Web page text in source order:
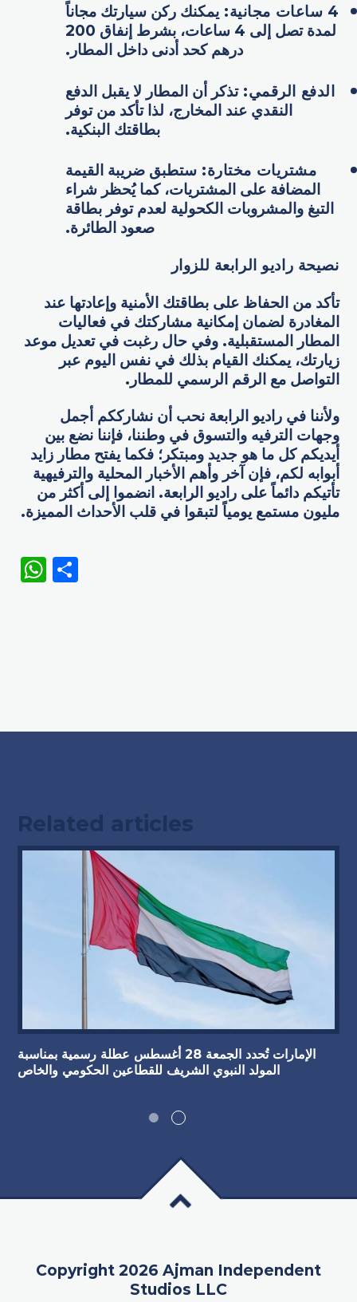
4 ساعات مجانية:
يمكنك ركن سيارتك مجاناً
لمدة تصل إلى 4 ساعات، بشرط إنفاق 200
درهم كحد أدنى داخل المطار.
الدفع الرقمي:تذكر أن المطار لا يقبل الدفع
النقدي عند المخارج، لذا تأكد من توفر
بطاقتك البنكية.
مشتريات مختارة: ستطبق ضريبة القيمة
المضافة على المشتريات، كما يُحظر شراء
التبغ والمشروبات الكحولية لعدم توفر بطاقة
صعود الطائرة.
نصيحة راديو الرابعة للزوار
تأكد من الحفاظ على بطاقتك الأمنية وإعادتها عند
المغادرة لضمان إمكانية مشاركتك في فعاليات
المطار المستقبلية. وفي حال رغبت في تعديل موعد
زيارتك، يمكنك القيام بذلك في نفس اليوم عبر
التواصل مع الرقم الرسمي للمطار.
ولأننا في راديو الرابعة نحب أن نشارككم أجمل
وجهات الترفيه والتسوق في وطننا، فإننا نضع بين
أيديكم كل ما هو جديد ومبتكر؛ فكما يفتح مطار زايد
أبوابه لكم، فإن آخر وأهم الأخبار المحلية والترفيهية
تأتيكم دائماً على راديو الرابعة. انضموا إلى أكثر من
مليون مستمع يومياً لتبقوا في قلب الأحداث المميزة.
WhatsApp
Related articles
الإمارات تُحدد الجمعة 28 أغسطس عطلة رسمية بمناسبة
المولد النبوي الشريف للقطاعين الحكومي والخاص
Copyright 2026 Ajman Independent
Studios LLC